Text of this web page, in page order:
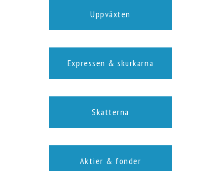
Uppväxten
Expressen & skurkarna
Skatterna
Aktier & fonder